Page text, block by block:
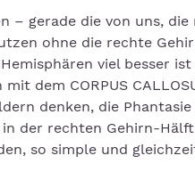
– gerade die von uns,
ohne die rechte
viel besser
dem CORPUS
denken, die
der rechten Gehirn-
so simple und